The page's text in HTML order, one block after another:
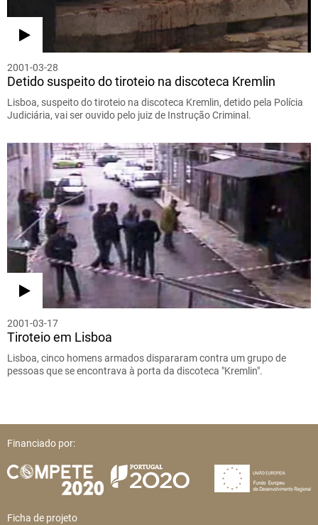
2001-03-28
Detido suspeito do tiroteio na discoteca Kremlin
Lisboa, suspeito do tiroteio na discoteca Kremlin, detido pela Polícia
Judiciária, vai ser ouvido pelo juiz de Instrução Criminal.
2001-03-17
Tiroteio em Lisboa
Lisboa, cinco homens armados dispararam contra um grupo de
pessoas que se encontrava à porta da discoteca "Kremlin".
Financiado por:
Ficha de projeto